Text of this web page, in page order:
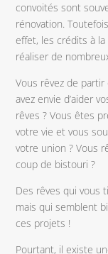
convoités sont
rénovation.
effet, les crédits à
réaliser de
Vous rêvez de
avez envie d’aider
rêves ? Vous êtes
votre vie et vous
votre union ? Vous
coup de bistouri ?
Des rêves qui vous
mais qui semblent
ces projets !
Pourtant, il existe